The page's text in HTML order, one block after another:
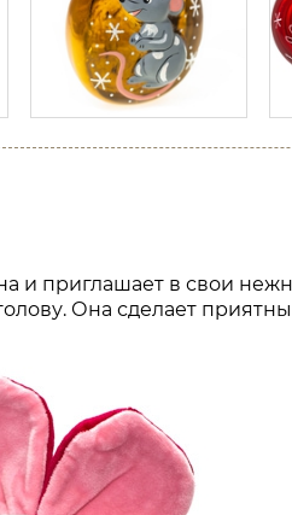
и приглашает в свои
Она сделает